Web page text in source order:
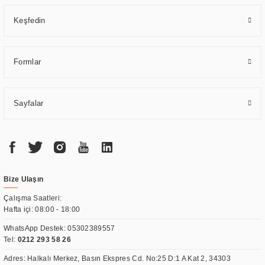
Keşfedin
Formlar
Sayfalar
Bize Ulaşın
Çalışma Saatleri:
Hafta içi: 08:00 - 18:00
WhatsApp Destek:05302389557
Tel: 0212 293 58 26
Adres: Halkalı Merkez, Basın Ekspres Cd. No:25 D:1 A Kat 2, 34303